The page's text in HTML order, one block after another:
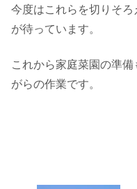
今度はこれらを切りそ
が待っています。
これから家庭菜園の準
がらの作業です。